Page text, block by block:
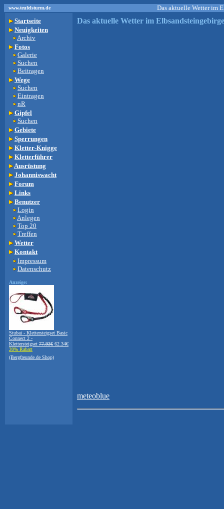
www.teufelsturm.de
Das aktuelle Wetter im
Startseite
Neuigkeiten
Archiv
Fotos
Galerie
Suchen
Beitragen
Wege
Suchen
Eintragen
nR
Gipfel
Suchen
Gebiete
Sperrungen
Kletter-Knigge
Kletterführer
Ausrüstung
Johanniswacht
Forum
Links
Benutzer
Login
Anlegen
Top 20
Treffen
Wetter
Kontakt
Impressum
Datenschutz
Anzeige:
Stubai - Klettersteigset Basic
Connect 2 -
Klettersteigset 77.93€ 62.34€
20% Rabatt
(Bergfreunde.de Shop)
Das aktuelle Wetter im Elbsandsteingebirge
meteoblue